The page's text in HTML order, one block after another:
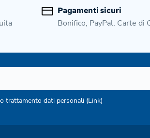
Pagamenti sicuri
Bonifico, PayPal, Carte di
trattamento dati personali (Link)